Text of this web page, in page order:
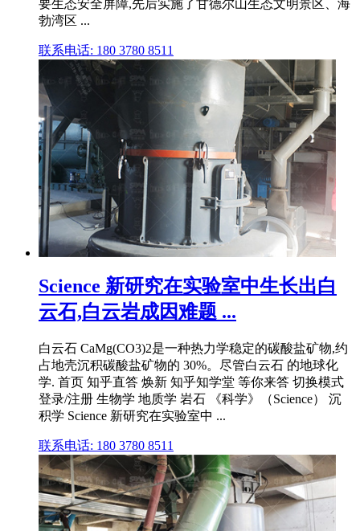
要生态安全屏障,先后实施了甘德尔山生态文明景区、海
勃湾区 ...
联系电话: 180 3780 8511
Science 新研究在实验室中生长出白
云石,白云岩成因难题 ...
白云石 CaMg(CO3)2是一种热力学稳定的碳酸盐矿物,约
占地壳沉积碳酸盐矿物的 30%。尽管白云石 的地球化
学. 首页 知乎直答 焕新 知乎知学堂 等你来答 切换模式
登录/注册 生物学 地质学 岩石 《科学》（Science） 沉
积学 Science 新研究在实验室中 ...
联系电话: 180 3780 8511